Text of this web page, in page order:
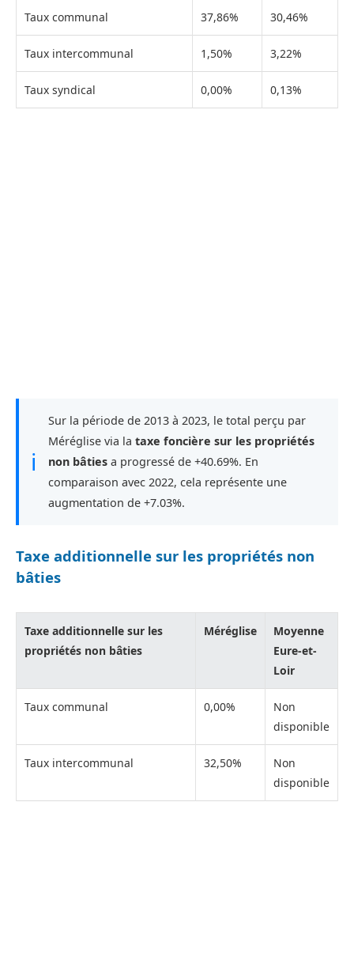
Taux communal 37,86% 30,46%
Taux intercommunal 1,50% 3,22%
Taux syndical 0,00% 0,13%
ℹ
Sur la période de 2013 à 2023, le total perçu par
Méréglise via la taxe foncière sur les propriétés
non bâties a progressé de +40.69%. En
comparaison avec 2022, cela représente une
augmentation de +7.03%.
Taxe additionnelle sur les propriétés non
bâties
Taxe additionnelle sur les
propriétés non bâties
Méréglise
Moyenne
Eure-et-
Loir
Taux communal 0,00%
Non
disponible
Taux intercommunal 32,50%
Non
disponible